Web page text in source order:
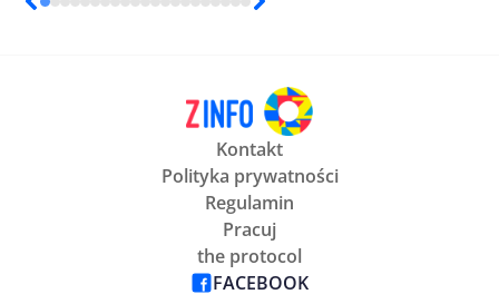
Kontakt
Polityka prywatności
Regulamin
Pracuj
the protocol
FACEBOOK